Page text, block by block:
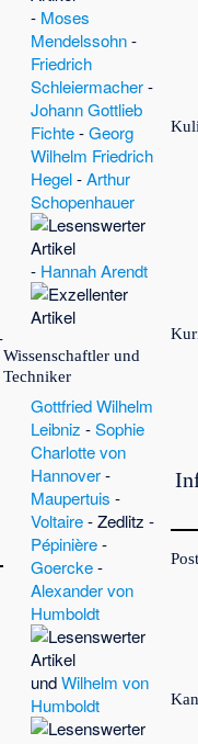
- Moses
Mendelssohn-
Friedrich
Schleiermacher-
Johann Gottlieb
Fichte-Georg
Wilhelm Friedrich
Hegel-Arthur
Schopenhauer
- Hannah Arendt
Wissenschaftler und
Techniker
Gottfried Wilhelm
Leibniz -Sophie
Charlotte von
Hannover-
Maupertuis -
Voltaire-Zedlitz -
Pépinière-
Goercke-
Alexander von
Humboldt
undWilhelm von
Humboldt